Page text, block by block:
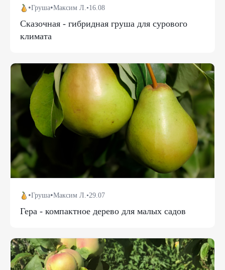
•Груша•Максим Л.•16.08
Сказочная - гибридная груша для сурового
климата
•Груша•Максим Л.•29.07
Гера - компактное дерево для малых садов